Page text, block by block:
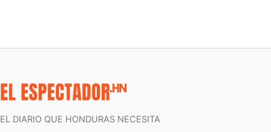
EL DIARIO QUE HONDURAS NECESITA